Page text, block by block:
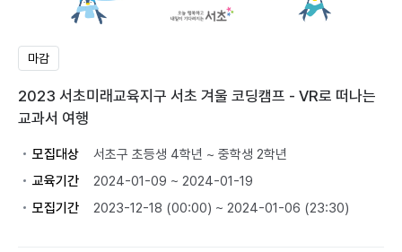
마감
2023 서초미래교육지구 서초 겨울 코딩캠프 - VR로 떠나는
교과서 여행
모집대상
서초구 초등생 4학년 ~ 중학생 2학년
교육기간
2024-01-09 ~ 2024-01-19
모집기간
2023-12-18 (00:00) ~ 2024-01-06 (23:30)